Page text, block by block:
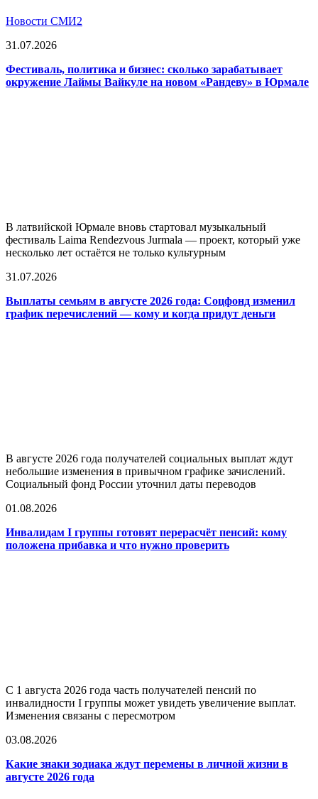
Новости СМИ2
31.07.2026
Фестиваль, политика и бизнес: сколько зарабатывает
окружение Лаймы Вайкуле на новом «Рандеву» в Юрмале
В латвийской Юрмале вновь стартовал музыкальный
фестиваль Laima Rendezvous Jurmala — проект, который уже
несколько лет остаётся не только культурным
31.07.2026
Выплаты семьям в августе 2026 года: Соцфонд изменил
график перечислений — кому и когда придут деньги
В августе 2026 года получателей социальных выплат ждут
небольшие изменения в привычном графике зачислений.
Социальный фонд России уточнил даты переводов
01.08.2026
Инвалидам I группы готовят перерасчёт пенсий: кому
положена прибавка и что нужно проверить
С 1 августа 2026 года часть получателей пенсий по
инвалидности I группы может увидеть увеличение выплат.
Изменения связаны с пересмотром
03.08.2026
Какие знаки зодиака ждут перемены в личной жизни в
августе 2026 года